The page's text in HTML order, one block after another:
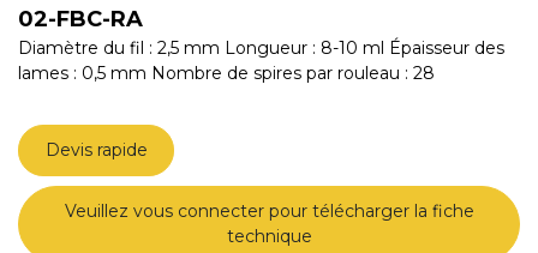
02-FBC-RA
Diamètre du fil : 2,5 mm Longueur : 8-10 ml Épaisseur des
lames : 0,5 mm Nombre de spires par rouleau : 28
Devis rapide
Veuillez vous connecter pour télécharger la fiche
technique